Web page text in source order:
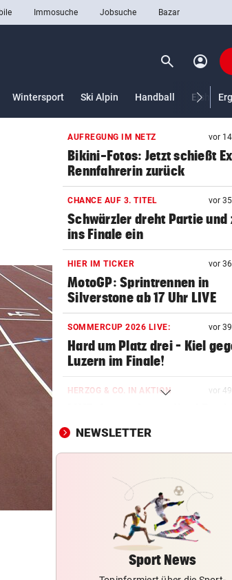
Immosuche Jobsuche Bazar
aufklappen search Suchen
account_circle
Wintersport Ski Alpin Handball
AUFREGUNG IM NETZ vor
Bikini-Fotos: Jetzt schießt
Rennfahrerin zurück
CHANCE AUF 3. TITEL vor
Schwärzler dreht Partie und
ins Finale ein
HIER IM TICKER vor
MotoGP: Sprintrennen in
Silverstone ab 17 Uhr LIVE
SOMMERCUP 2026 LIVE: vor
Hard um Platz drei – Kiel
Luzern im Finale!
HERZOG & CO. IN AKTION vor
gegen Werder Bremen
AFLE TOP-SPIEL:
Wroclav Panthers
NACH ABSCHIED AUS RIED
Sieg! Erfolgreiches Debüt für
Senft in Karlsruhe
NEWSLETTER
Sport News